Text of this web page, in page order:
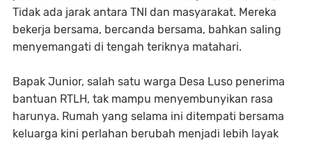
Tidak ada jarak antara TNI dan masyarakat. Mereka
bekerja bersama, bercanda bersama, bahkan saling
menyemangati di tengah teriknya matahari.
Bapak Junior, salah satu warga Desa Luso penerima
bantuan RTLH, tak mampu menyembunyikan rasa
harunya. Rumah yang selama ini ditempati bersama
keluarga kini perlahan berubah menjadi lebih layak